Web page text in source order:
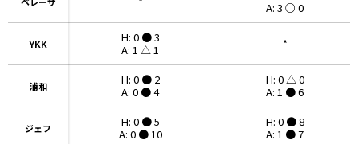
A: 3 ○ 0
YKK
H: 0 ● 3
A: 1 △ 1
*
浦和
H: 0 ● 2
A: 0 ● 4
H: 0 △ 0
A: 1 ● 6
ジェフ
H: 0 ● 5
A: 0 ● 10
H: 0 ● 8
A: 1 ● 7
YKK
浦和
ジェフ